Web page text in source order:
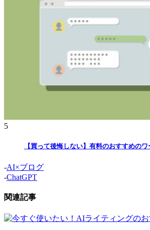
5
【買って後悔しない】有料のおすすめの
-AI×ブログ
-ChatGPT
関連記事